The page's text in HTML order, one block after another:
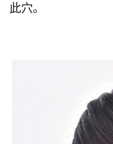
此穴。